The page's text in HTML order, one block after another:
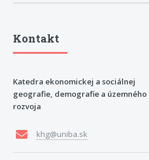
Kontakt
Katedra ekonomickej a sociálnej
geografie, demografie a územného
rozvoja
khg@uniba.sk